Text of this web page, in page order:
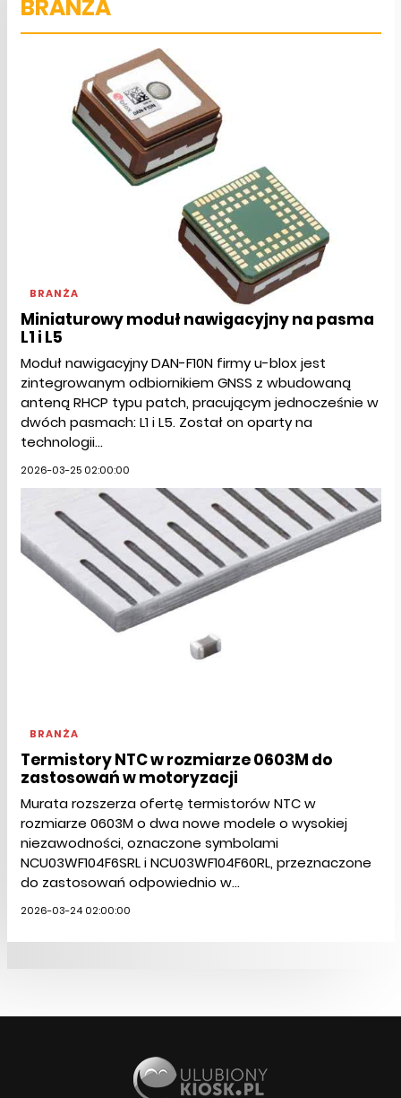
BRANŻA
BRANŻA
Miniaturowy moduł nawigacyjny na pasma
L1 i L5
Moduł nawigacyjny DAN-F10N firmy u-blox jest
zintegrowanym odbiornikiem GNSS z wbudowaną
anteną RHCP typu patch, pracującym jednocześnie w
dwóch pasmach: L1 i L5. Został on oparty na
technologii...
2026-03-25 02:00:00
BRANŻA
Termistory NTC w rozmiarze 0603M do
zastosowań w motoryzacji
Murata rozszerza ofertę termistorów NTC w
rozmiarze 0603M o dwa nowe modele o wysokiej
niezawodności, oznaczone symbolami
NCU03WF104F6SRL i NCU03WF104F60RL, przeznaczone
do zastosowań odpowiednio w...
2026-03-24 02:00:00